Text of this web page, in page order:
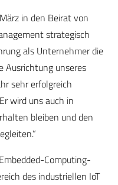
in den Beirat von
strategisch
als Unternehmer die
Ausrichtung unseres
sehr erfolgreich
wird uns auch in
bleiben und den
Computing-
des industriellen IoT